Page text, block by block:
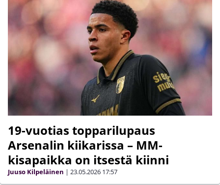
19-vuotias topparilupaus
Arsenalin kiikarissa – MM-
kisapaikka on itsestä kiinni
Juuso Kilpeläinen | 23.05.2026 17:57